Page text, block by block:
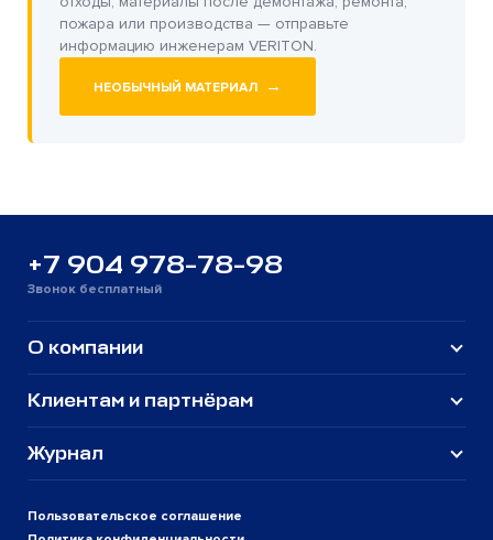
пожара или производства — отправьте
информацию инженерам VERITON.
НЕОБЫЧНЫЙ МАТЕРИАЛ →
+7 904 978-78-98
Звонок бесплатный
Пользовательское соглашение
О компании
Клиентам и партнёрам
Журнал